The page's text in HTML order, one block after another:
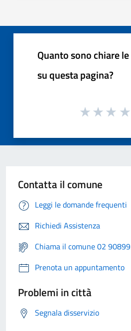
Quanto sono chiare
su questa pagina?
Contatta il comune
Leggi le domande frequenti
Richiedi Assistenza
Chiama il comune 02
Prenota un appuntamento
Problemi in città
Segnala disservizio